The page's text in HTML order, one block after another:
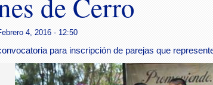
de Cerro
4, 2016 - 12:50
para inscripción de parejas que